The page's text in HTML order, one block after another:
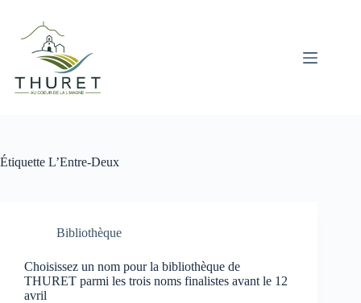
contenu
Étiquette L’Entre-Deux
Bibliothèque
Choisissez un nom pour la bibliothèque de
THURET parmi les trois noms finalistes avant le 12
avril